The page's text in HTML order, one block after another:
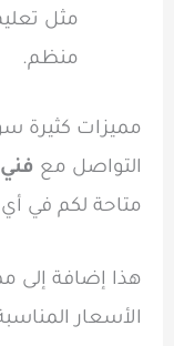
مثل
منظم.
مميزات كثيرة
التواصل مع
متاحة لكم في
هذا إضافة إلى
الأسعار